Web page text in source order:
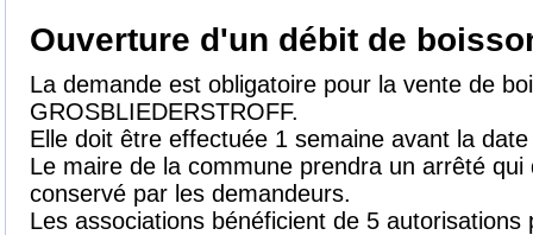
Ouverture d'un débit de
La demande est obligatoire pour la vente de
GROSBLIEDERSTROFF.
Elle doit être effectuée 1 semaine avant la
Le maire de la commune prendra un arrêté
conservé par les demandeurs.
Les associations bénéficient de 5 autorisations